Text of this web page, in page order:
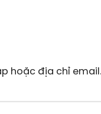
hoặc địa chỉ